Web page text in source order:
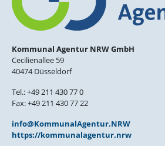
Kommunal Agentur NRW GmbH
Cecilienallee 59
40474 Düsseldorf
Tel.: +49 211 430 77 0
Fax: +49 211 430 77 22
info@KommunalAgentur.NRW
https://kommunalagentur.nrw